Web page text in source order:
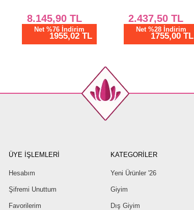
8.145,90TL
Net %76 İndirim
1955,02 TL
2.437,50 TL
Net %28 İndirim
1755,00 TL
ÜYE İŞLEMLERİ
Hesabım
Şifremi Unuttum
Favorilerim
KATEGORİLER
Yeni Ürünler '26
Giyim
Dış Giyim